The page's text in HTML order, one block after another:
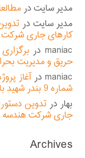
مدیر سایتدر
مدیر سایت در
کارهای جاری
maniac در
حریق و مدیریت
maniac درآغاز
شماره 9 بندر شهید باهنر »
بهار در تدوین
جاری شرکت
Archives